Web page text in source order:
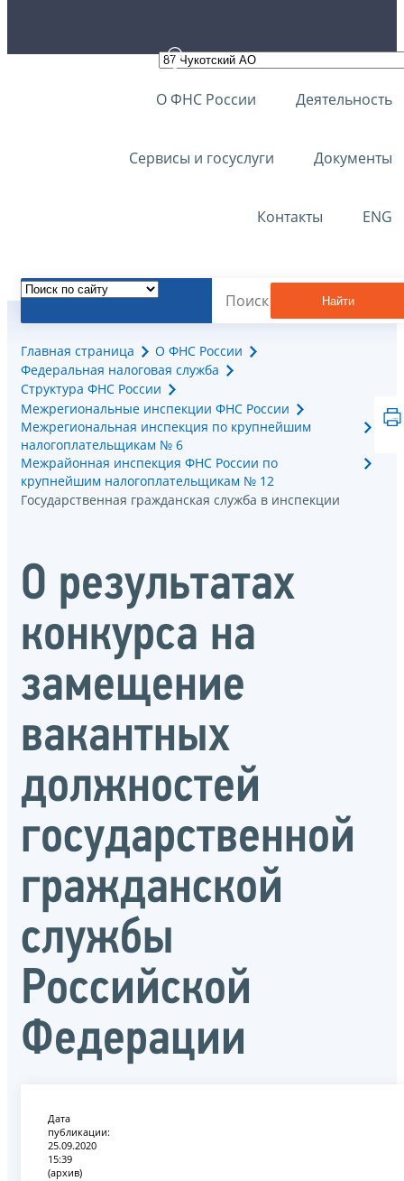
О ФНС России Деятельность
Сервисы и госуслуги Документы
Контакты ENG
Найти
Главная страница
О ФНС России
Федеральная налоговая служба
Структура ФНС России
Межрегиональные инспекции ФНС России
Межрегиональная инспекция по крупнейшим
налогоплательщикам № 6
Межрайонная инспекция ФНС России по
крупнейшим налогоплательщикам № 12
Государственная гражданская служба в инспекции
О результатах
конкурса на
замещение
вакантных
должностей
государственной
гражданской
службы
Российской
Федерации
Дата
публикации:
25.09.2020
15:39
(архив)